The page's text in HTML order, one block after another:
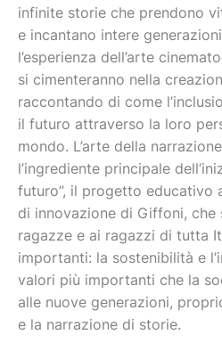
infinite storie che prendono
e incantano intere
l’esperienza dell’arte
si cimenteranno nella
raccontando di come
il futuro attraverso la loro
mondo. L’arte della
l’ingrediente principale
futuro”, il progetto educativo
di innovazione di Giffoni,
ragazze e ai ragazzi di tutta
importanti: la sostenibilità e
valori più importanti che la
alle nuove generazioni,
e la narrazione di storie.